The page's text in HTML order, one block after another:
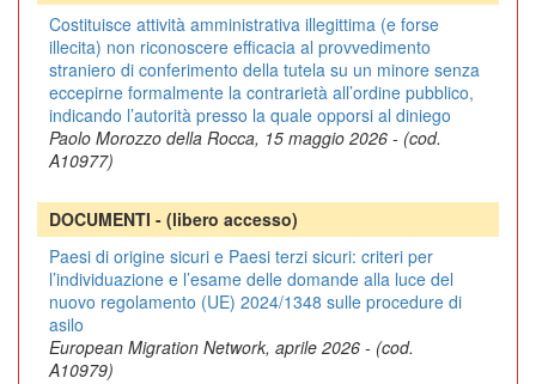
Costituisce attività amministrativa illegittima (e forse
illecita) non riconoscere efficacia al provvedimento
straniero di conferimento della tutela su un minore senza
eccepirne formalmente la contrarietà all’ordine pubblico,
indicando l’autorità presso la quale opporsi al diniego
Paolo Morozzo della Rocca, 15 maggio 2026 - (cod.
A10977)
DOCUMENTI - (libero accesso)
Paesi di origine sicuri e Paesi terzi sicuri: criteri per
l’individuazione e l’esame delle domande alla luce del
nuovo regolamento (UE) 2024/1348 sulle procedure di
asilo
European Migration Network, aprile 2026 - (cod.
A10979)